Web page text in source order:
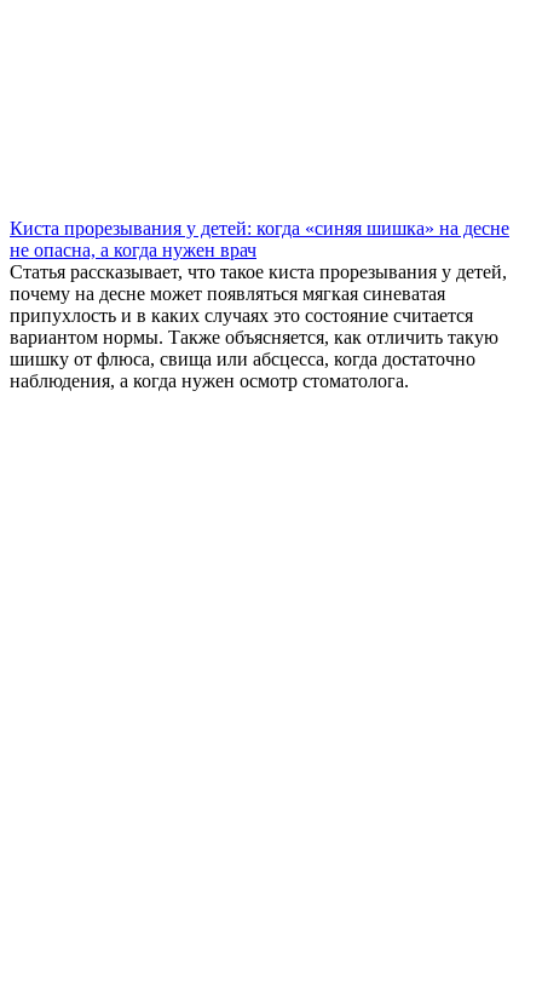
Киста прорезывания у детей: когда «синяя шишка» на десне
не опасна, а когда нужен врач
Статья рассказывает, что такое киста прорезывания у детей,
почему на десне может появляться мягкая синеватая
припухлость и в каких случаях это состояние считается
вариантом нормы. Также объясняется, как отличить такую
шишку от флюса, свища или абсцесса, когда достаточно
наблюдения, а когда нужен осмотр стоматолога.